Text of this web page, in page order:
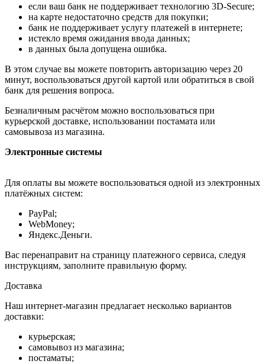
если ваш банк не поддерживает технологию 3D-Secure;
на карте недостаточно средств для покупки;
банк не поддерживает услугу платежей в интернете;
истекло время ожидания ввода данных;
в данных была допущена ошибка.
В этом случае вы можете повторить авторизацию через 20
минут, воспользоваться другой картой или обратиться в свой
банк для решения вопроса.
Безналичным расчётом можно воспользоваться при
курьерской доставке, использовании постамата или
самовывоза из магазина.
Электронные системы
Для оплаты вы можете воспользоваться одной из электронных
платёжных систем:
PayPal;
WebMoney;
Яндекс.Деньги.
Вас перенаправит на страницу платежного сервиса, следуя
инструкциям, заполните правильную форму.
Доставка
Наш интернет-магазин предлагает несколько вариантов
доставки:
курьерская;
самовывоз из магазина;
постаматы;